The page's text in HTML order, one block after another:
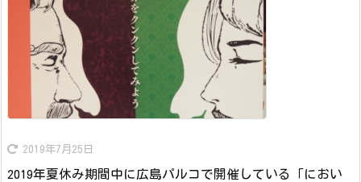
2019年7月25日
2019年夏休み期間中に広島パルコで開催している「におい